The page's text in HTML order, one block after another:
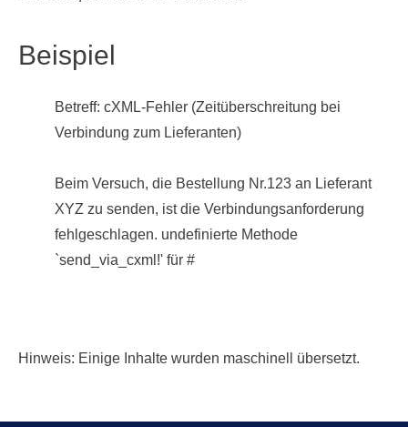
Beispiel
Betreff: cXML-Fehler (Zeitüberschreitung bei
Verbindung zum Lieferanten)
Beim Versuch, die Bestellung Nr.123 an Lieferant
XYZ zu senden, ist die Verbindungsanforderung
fehlgeschlagen. undefinierte Methode
`send_via_cxml!' für #
Hinweis: Einige Inhalte wurden maschinell übersetzt.